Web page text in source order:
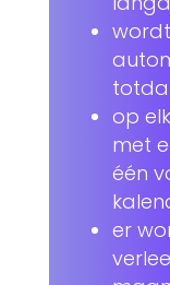
op
met
één
er